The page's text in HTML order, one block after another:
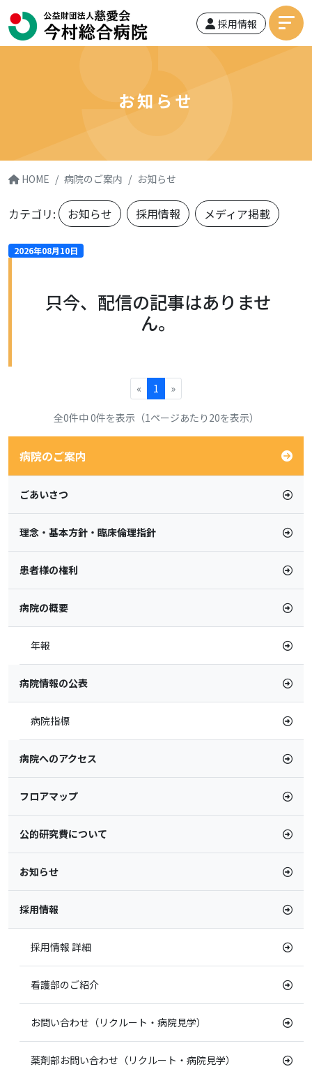
採用情報
お知らせ
HOME 病院のご案内 お知らせ
カテゴリ: お知らせ 採用情報 メディア掲載
2026年08月10日
只今、配信の記事はありませ
ん。
« 1 »
全0件中 0件を表示（1ページあたり20を表示）
病院のご案内
ごあいさつ
理念・基本方針・臨床倫理指針
患者様の権利
病院の概要
年報
病院情報の公表
病院指標
病院へのアクセス
フロアマップ
公的研究費について
お知らせ
採用情報
採用情報 詳細
看護部のご紹介
お問い合わせ（リクルート・病院見学）
薬剤部お問い合わせ（リクルート・病院見学）